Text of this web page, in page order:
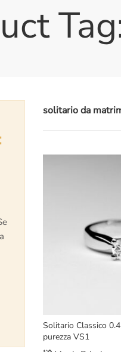
solitario da
Solitario Classico
purezza VS1